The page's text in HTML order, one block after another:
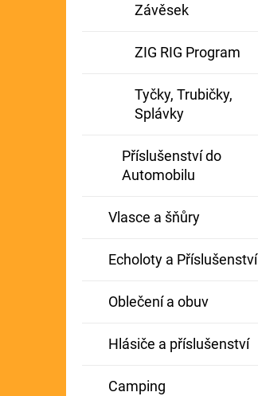
Závěsek
ZIG RIG Program
Tyčky, Trubičky,
Splávky
Příslušenství do
Automobilu
Vlasce a šňůry
Echoloty a Příslušenství
Oblečení a obuv
Hlásiče a příslušenství
Camping